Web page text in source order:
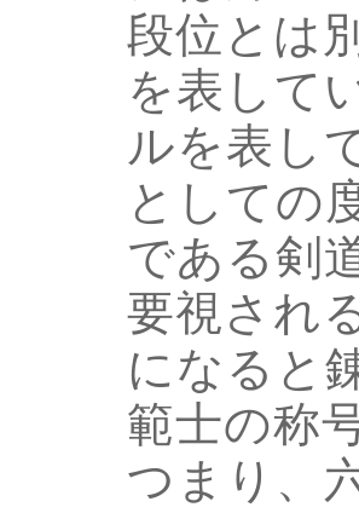
段位とは
を表して
ルを表し
としての
である剣
要視され
になると
範士の称
つまり、